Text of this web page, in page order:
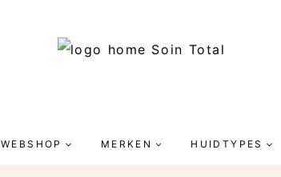
WEBSHOP MERKEN HUIDTYPES